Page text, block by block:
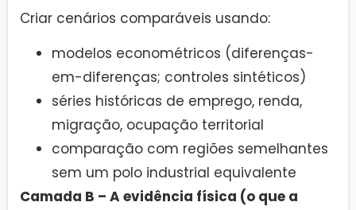
Criar cenários comparáveis usando:
modelos econométricos (diferenças-
em-diferenças; controles sintéticos)
séries históricas de emprego, renda,
migração, ocupação territorial
comparação com regiões semelhantes
sem um polo industrial equivalente
Camada B – A evidência física (o que a